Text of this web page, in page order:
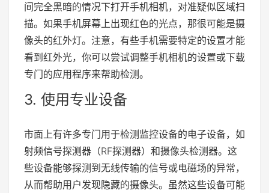
间完全黑暗的情况下打开手机相机，对准疑似区域扫
描。如果手机屏幕上出现红色的光点，那很可能是摄
像头的红外灯。注意，有些手机需要特定的设置才能
看到红外光，你可以尝试调整手机相机的设置或下载
专门的应用程序来帮助检测。
3. 使用专业设备
市面上有许多专门用于检测监控设备的电子设备，如
射频信号探测器（RF探测器）和摄像头检测器。这
些设备能够探测到无线传输的信号或电磁场的异常，
从而帮助用户发现隐藏的摄像头。虽然这些设备可能